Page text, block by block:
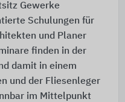
Gewerke
Schulungen für
und Planer
finden in der
damit in einem
und der Fliesenleger
im Mittelpunkt